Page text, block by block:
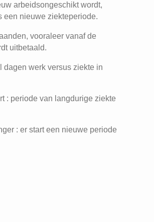
arbeidsongeschikt wordt,
een nieuwe ziekteperiode.
vooraleer vanaf de
uitbetaald.
dagen werk versus ziekte in
: periode van langdurige ziekte
: er start een nieuwe periode